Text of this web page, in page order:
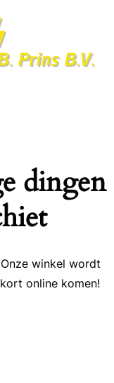
dingen
winkel wordt
online komen!